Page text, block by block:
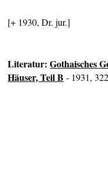
[+ 1930, Dr. jur.]
Literatur:Gothaisches
Häuser, Teil B - 1931, 322